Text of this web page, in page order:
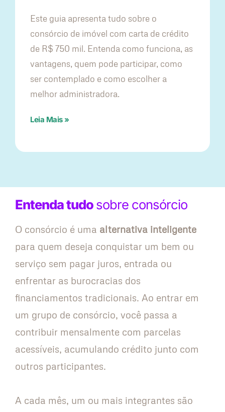
Este guia apresenta tudo sobre o
consórcio de imóvel com carta de crédito
de R$ 750 mil. Entenda como funciona, as
vantagens, quem pode participar, como
ser contemplado e como escolher a
melhor administradora.
Leia Mais »
Entenda tudosobre consórcio
O consórcio é uma alternativa inteligente
para quem deseja conquistar um bem ou
serviço sem pagar juros, entrada ou
enfrentar as burocracias dos
financiamentos tradicionais. Ao entrar em
um grupo de consórcio, você passa a
contribuir mensalmente com parcelas
acessíveis, acumulando crédito junto com
outros participantes.
A cada mês, um ou mais integrantes são